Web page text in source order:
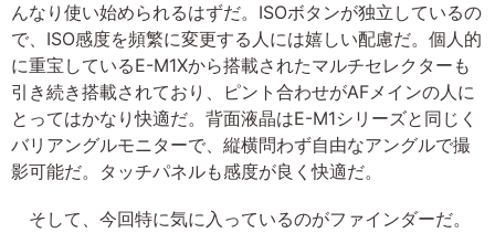
んなり使い始められるはずだ。ISOボタンが独立しているの
で、ISO感度を頻繁に変更する人には嬉しい配慮だ。個人的
に重宝しているE-M1Xから搭載されたマルチセレクターも
引き続き搭載されており、ピント合わせがAFメインの人に
とってはかなり快適だ。背面液晶はE-M1シリーズと同じく
バリアングルモニターで、縦横問わず自由なアングルで撮
影可能だ。タッチパネルも感度が良く快適だ。
そして、今回特に気に入っているのがファインダーだ。